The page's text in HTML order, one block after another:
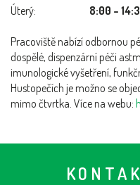
Úterý: 8:00 –
Pracoviště nabízí odbornou
dospělé, dispenzární péči
imunologické vyšetření,
Hustopečích je možno se
mimo čtvrtka. Více na webu: